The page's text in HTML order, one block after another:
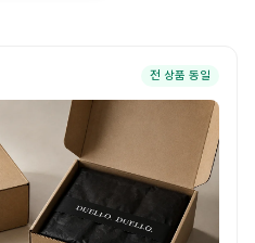
전 상품 동일